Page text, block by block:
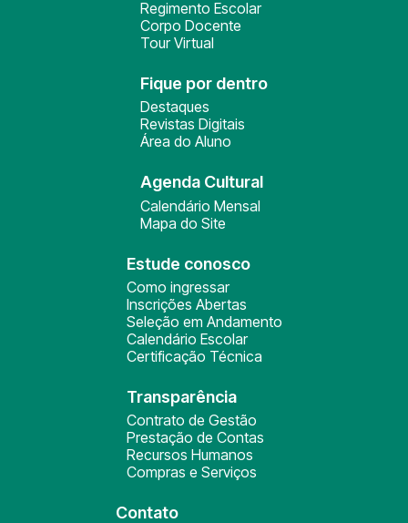
Regimento Escolar
Corpo Docente
Tour Virtual
Fique por dentro
Destaques
Revistas Digitais
Área do Aluno
Agenda Cultural
Calendário Mensal
Mapa do Site
Estude conosco
Como ingressar
Inscrições Abertas
Seleção em Andamento
Calendário Escolar
Certificação Técnica
Transparência
Contrato de Gestão
Prestação de Contas
Recursos Humanos
Compras e Serviços
Contato